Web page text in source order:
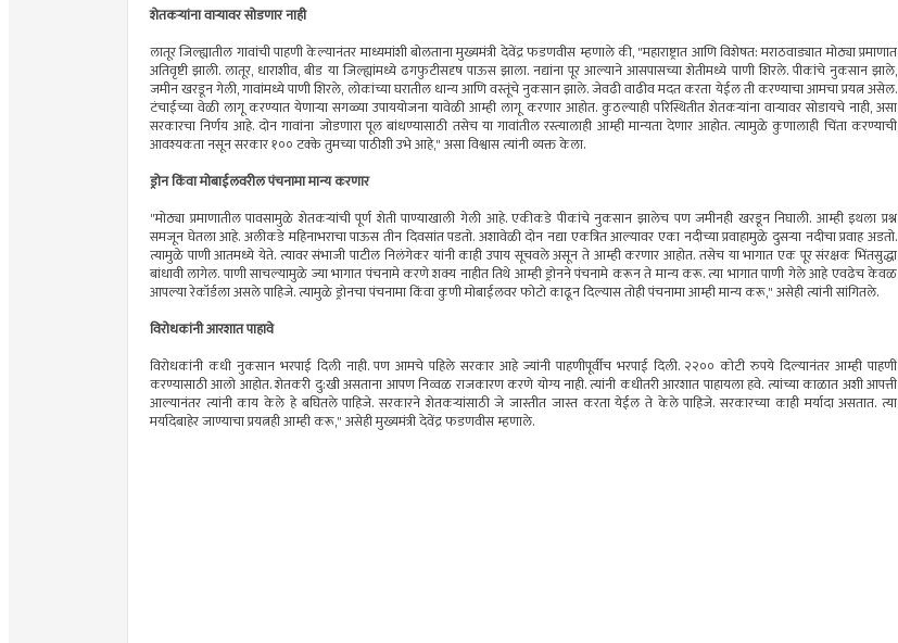
शेतकऱ्यांना वाऱ्यावर सोडणार नाही
लातूर जिल्ह्यातील गावांची पाहणी केल्यानंतर माध्यमांशी बोलताना मुख्यमंत्री देवेंद्र फडणवीस म्हणाले की, "महाराष्ट्रात आणि विशेषत: मराठवाड्यात मोठ्या प्रमाणात
अतिवृष्टी झाली. लातूर, धाराशीव, बीड या जिल्ह्यांमध्ये ढगफुटीसदृष पाऊस झाला. नद्यांना पूर आल्याने आसपासच्या शेतीमध्ये पाणी शिरले. पीकांचे नुकसान झाले,
जमीन खरडून गेली, गावांमध्ये पाणी शिरले, लोकांच्या घरातील धान्य आणि वस्तूंचे नुकसान झाले. जेवढी वाढीव मदत करता येईल ती करण्याचा आमचा प्रयत्न असेल.
टंचाईच्या वेळी लागू करण्यात येणाऱ्या सगळ्या उपाययोजना यावेळी आम्ही लागू करणार आहोत. कुठल्याही परिस्थितीत शेतकऱ्यांना वाऱ्यावर सोडायचे नाही, असा
सरकारचा निर्णय आहे. दोन गावांना जोडणारा पूल बांधण्यासाठी तसेच या गावांतील रस्त्यालाही आम्ही मान्यता देणार आहोत. त्यामुळे कुणालाही चिंता करण्याची
आवश्यकता नसून सरकार १०० टक्के तुमच्या पाठीशी उभे आहे," असा विश्वास त्यांनी व्यक्त केला.
ड्रोन किंवा मोबाईलवरील पंचनामा मान्य करणार
"मोठ्या प्रमाणातील पावसामुळे शेतकऱ्यांची पूर्ण शेती पाण्याखाली गेली आहे. एकीकडे पीकांचे नुकसान झालेच पण जमीनही खरडून निघाली. आम्ही इथला प्रश्न
समजून घेतला आहे. अलीकडे महिनाभराचा पाऊस तीन दिवसांत पडतो. अशावेळी दोन नद्या एकत्रित आल्यावर एका नदीच्या प्रवाहामुळे दुसऱ्या नदीचा प्रवाह अडतो.
त्यामुळे पाणी आतमध्ये येते. त्यावर संभाजी पाटील निलंगेकर यांनी काही उपाय सूचवले असून ते आम्ही करणार आहोत. तसेच या भागात एक पूर संरक्षक भिंतसुद्धा
बांधावी लागेल. पाणी साचल्यामुळे ज्या भागात पंचनामे करणे शक्य नाहीत तिथे आम्ही ड्रोनने पंचनामे करून ते मान्य करू. त्या भागात पाणी गेले आहे एवढेच केवळ
आपल्या रेकॉर्डला असले पाहिजे. त्यामुळे ड्रोनचा पंचनामा किंवा कुणी मोबाईलवर फोटो काढून दिल्यास तोही पंचनामा आम्ही मान्य करू," असेही त्यांनी सांगितले.
विरोधकांनी आरशात पाहावे
विरोधकांनी कधी नुकसान भरपाई दिली नाही. पण आमचे पहिले सरकार आहे ज्यांनी पाहणीपूर्वीच भरपाई दिली. २२०० कोटी रुपये दिल्यानंतर आम्ही पाहणी
करण्यासाठी आलो आहोत. शेतकरी दु:खी असताना आपण निव्वळ राजकारण करणे योग्य नाही. त्यांनी कधीतरी आरशात पाहायला हवे. त्यांच्या काळात अशी आपत्ती
आल्यानंतर त्यांनी काय केले हे बघितले पाहिजे. सरकारने शेतकऱ्यांसाठी जे जास्तीत जास्त करता येईल ते केले पाहिजे. सरकारच्या काही मर्यादा असतात. त्या
मर्यादेबाहेर जाण्याचा प्रयत्नही आम्ही करू," असेही मुख्यमंत्री देवेंद्र फडणवीस म्हणाले.